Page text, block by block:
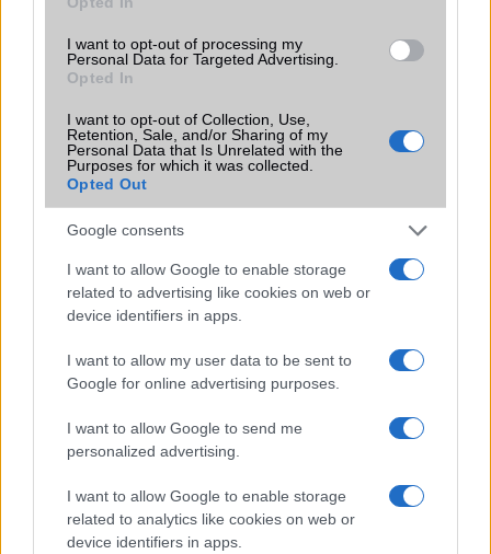
I want to opt-out of processing my
Personal Data for Targeted Advertising.
Opted In
I want to opt-out of Collection, Use,
Retention, Sale, and/or Sharing of my
Personal Data that Is Unrelated with the
Purposes for which it was collected.
Opted Out
Google consents
I want to allow Google to enable storage
related to advertising like cookies on web or
device identifiers in apps.
I want to allow my user data to be sent to
Google for online advertising purposes.
I want to allow Google to send me
personalized advertising.
I want to allow Google to enable storage
related to analytics like cookies on web or
device identifiers in apps.
Védelem
Limited Edition Nincs
SAR
N/A = Nincs adat. Legutóbbi frissítés: 2026-07-13 19:00:00
Új és Használt GSM kiemelt ajánlatok